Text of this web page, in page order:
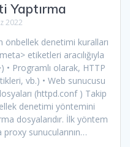
Yaptırma
2022
önbellek denetimi kuralları
etiketleri aracılığıyla
• Programlı olarak, HTTP
vb.) • Web sunucusu
(httpd.conf ) Takip
denetimi yöntemini
dosyalarıdır. İlk yöntem
proxy sunucularının…